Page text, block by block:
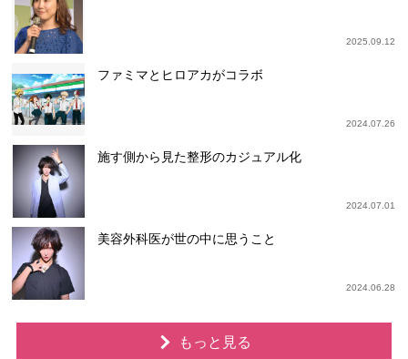
2025.09.12
ファミマとヒロアカがコラボ
2024.07.26
施す側から見た整形のカジュアル化
2024.07.01
美容外科医が世の中に思うこと
2024.06.28
もっと見る